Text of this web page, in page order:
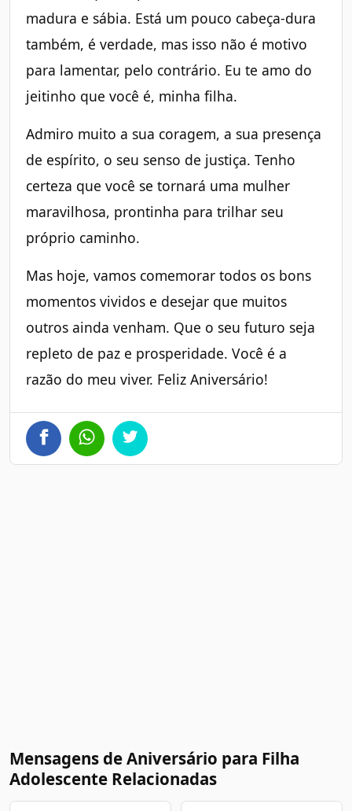
madura e sábia. Está um pouco cabeça-dura
também, é verdade, mas isso não é motivo
para lamentar, pelo contrário. Eu te amo do
jeitinho que você é, minha filha.
Admiro muito a sua coragem, a sua presença
de espírito, o seu senso de justiça. Tenho
certeza que você se tornará uma mulher
maravilhosa, prontinha para trilhar seu
próprio caminho.
Mas hoje, vamos comemorar todos os bons
momentos vividos e desejar que muitos
outros ainda venham. Que o seu futuro seja
repleto de paz e prosperidade. Você é a
razão do meu viver. Feliz Aniversário!
Mensagens de Aniversário para Filha
Adolescente Relacionadas